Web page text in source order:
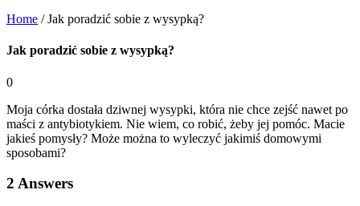
Home /Jak poradzić sobie z wysypką?
Jak poradzić sobie z wysypką?
0
Moja córka dostała dziwnej wysypki, która nie chce zejść nawet po
maści z antybiotykiem. Nie wiem, co robić, żeby jej pomóc. Macie
jakieś pomysły? Może można to wyleczyć jakimiś domowymi
sposobami?
2 Answers